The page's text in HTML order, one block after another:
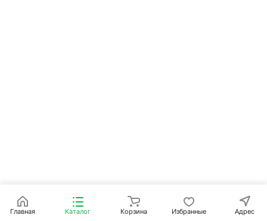
Главная Каталог Корзина Избранные Адрес